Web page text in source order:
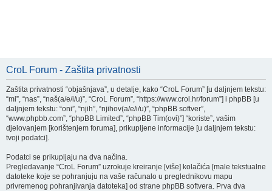
CroL Forum - Zaštita privatnosti
Zaštita privatnosti “objašnjava”, u detalje, kako “CroL Forum” [u daljnjem tekstu:
“mi”, “nas”, “naš(a/e/i/u)”, “CroL Forum”, “https://www.crol.hr/forum”] i phpBB [u
daljnjem tekstu: “oni”, “njih”, “njihov(a/e/i/u)”, “phpBB softver”,
“www.phpbb.com”, “phpBB Limited”, “phpBB Tim(ovi)”] “koriste”, vašim
djelovanjem [korištenjem foruma], prikupljene informacije [u daljnjem tekstu:
tvoji podatci].
Podatci se prikupljaju na dva načina.
Pregledavanje “CroL Forum” uzrokuje kreiranje [više] kolačića [male tekstualne
datoteke koje se pohranjuju na vaše računalo u preglednikovu mapu
privremenog pohranjivanja datoteka] od strane phpBB softvera. Prva dva